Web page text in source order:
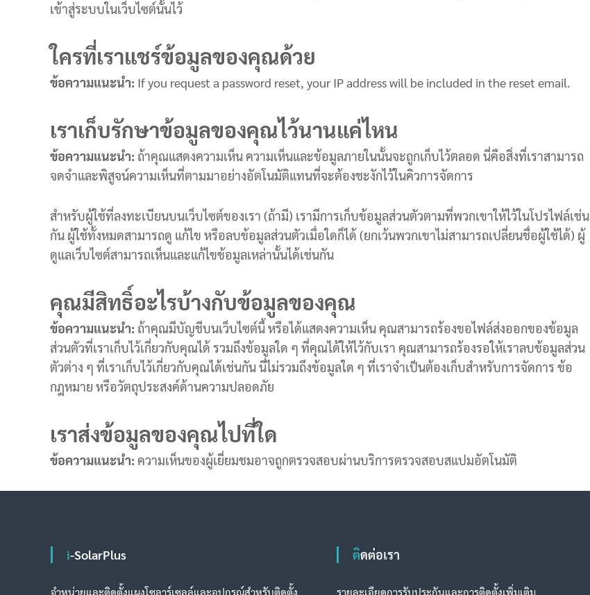
เข้าสู่ระบบในเว็บไซต์นั้นไว้
ใครที่เราแชร์ข้อมูลของคุณด้วย
ข้อความแนะนำ: If you request a password reset, your IP address will be included in the reset email.
เราเก็บรักษาข้อมูลของคุณไว้นานแค่ไหน
ข้อความแนะนำ: ถ้าคุณแสดงความเห็น ความเห็นและข้อมูลภายในนั้นจะถูกเก็บไว้ตลอด นี่คือสิ่งที่เราสามารถ
จดจำและพิสูจน์ความเห็นที่ตามมาอย่างอัตโนมัติแทนที่จะต้องชะงักไว้ในคิวการจัดการ
สำหรับผู้ใช้ที่ลงทะเบียนบนเว็บไซต์ของเรา (ถ้ามี) เรามีการเก็บข้อมูลส่วนตัวตามที่พวกเขาให้ไว้ในโปรไฟล์เช่น
กัน ผู้ใช้ทั้งหมดสามารถดู แก้ไข หรือลบข้อมูลส่วนตัวเมื่อใดก็ได้ (ยกเว้นพวกเขาไม่สามารถเปลี่ยนชื่อผู้ใช้ได้) ผู้
ดูแลเว็บไซต์สามารถเห็นและแก้ไขข้อมูลเหล่านั้นได้เช่นกัน
คุณมีสิทธิ์อะไรบ้างกับข้อมูลของคุณ
ข้อความแนะนำ: ถ้าคุณมีบัญชีบนเว็บไซต์นี้ หรือได้แสดงความเห็น คุณสามารถร้องขอไฟล์ส่งออกของข้อมูล
ส่วนตัวที่เราเก็บไว้เกี่ยวกับคุณได้ รวมถึงข้อมูลใด ๆ ที่คุณได้ให้ไว้กับเรา คุณสามารถร้องรอให้เราลบข้อมูลส่วน
ตัวต่าง ๆ ที่เราเก็บไว้เกี่ยวกับคุณได้เช่นกัน นี่ไม่รวมถึงข้อมูลใด ๆ ที่เราจำเป็นต้องเก็บสำหรับการจัดการ ข้อ
กฎหมาย หรือวัตถุประสงค์ด้านความปลอดภัย
เราส่งข้อมูลของคุณไปที่ใด
ข้อความแนะนำ: ความเห็นของผู้เยี่ยมชมอาจถูกตรวจสอบผ่านบริการตรวจสอบสแปมอัตโนมัติ
i-SolarPlus
จำหน่ายและติดตั้งแผงโซลาร์เซลล์และอุปกรณ์สำหรับติดตั้ง
ติดต่อเรา
รายละเอียดการรับประกันและการติดตั้งเพิ่มเติม